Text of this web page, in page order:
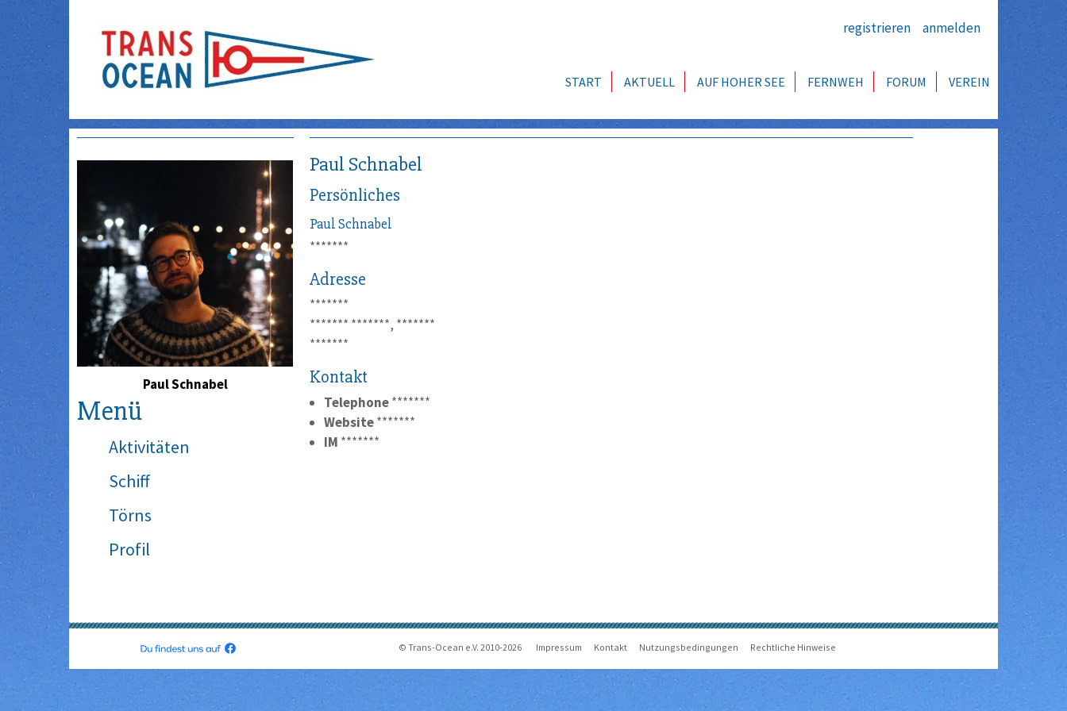
registrieren anmelden
START AKTUELL AUF HOHER SEE FERNWEH FORUM VEREIN
Paul Schnabel
Menü
Aktivitäten
Schiff
Törns
Profil
Paul Schnabel
Persönliches
PaulSchnabel
*******
Adresse
*******
******* *******, *******
*******
Kontakt
Telephone *******
Website *******
IM *******
© Trans-Ocean e.V. 2010-2026 Impressum Kontakt Nutzungsbedingungen Rechtliche Hinweise